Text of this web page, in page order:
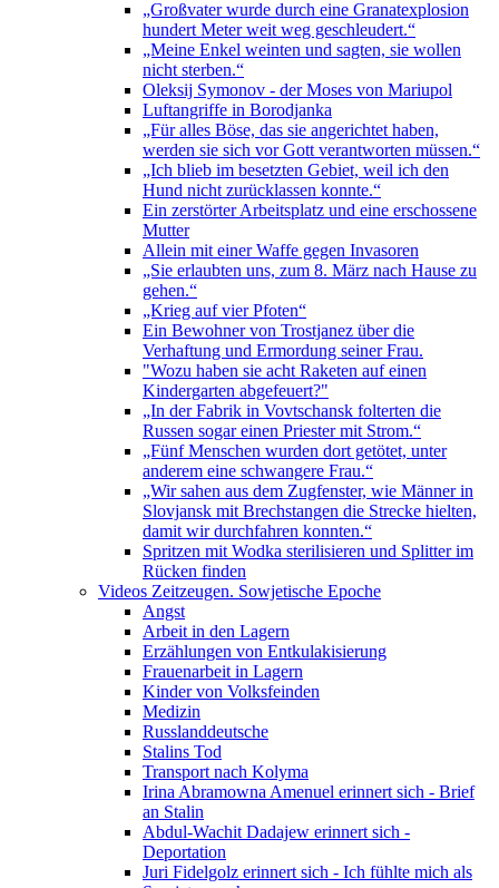
„Großvater wurde durch eine Granatexplosion
hundert Meter weit weg geschleudert.“
„Meine Enkel weinten und sagten, sie wollen
nicht sterben.“
Oleksij Symonov - der Moses von Mariupol
Luftangriffe in Borodjanka
„Für alles Böse, das sie angerichtet haben,
werden sie sich vor Gott verantworten müssen.“
„Ich blieb im besetzten Gebiet, weil ich den
Hund nicht zurücklassen konnte.“
Ein zerstörter Arbeitsplatz und eine erschossene
Mutter
Allein mit einer Waffe gegen Invasoren
„Sie erlaubten uns, zum 8. März nach Hause zu
gehen.“
„Krieg auf vier Pfoten“
Ein Bewohner von Trostjanez über die
Verhaftung und Ermordung seiner Frau.
"Wozu haben sie acht Raketen auf einen
Kindergarten abgefeuert?"
„In der Fabrik in Vovtschansk folterten die
Russen sogar einen Priester mit Strom.“
„Fünf Menschen wurden dort getötet, unter
anderem eine schwangere Frau.“
„Wir sahen aus dem Zugfenster, wie Männer in
Slovjansk mit Brechstangen die Strecke hielten,
damit wir durchfahren konnten.“
Spritzen mit Wodka sterilisieren und Splitter im
Rücken finden
Videos Zeitzeugen. Sowjetische Epoche
Angst
Arbeit in den Lagern
Erzählungen von Entkulakisierung
Frauenarbeit in Lagern
Kinder von Volksfeinden
Medizin
Russlanddeutsche
Stalins Tod
Transport nach Kolyma
Irina Abramowna Amenuel erinnert sich - Brief
an Stalin
Abdul-Wachit Dadajew erinnert sich -
Deportation
Juri Fidelgolz erinnert sich - Ich fühlte mich als